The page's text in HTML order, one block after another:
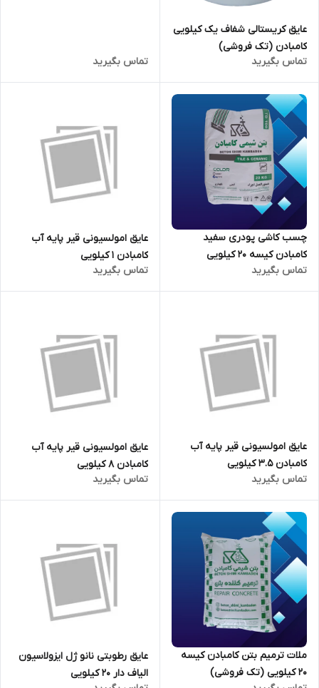
عایق کریستالی شفاف یک کیلویی
کامبادن (تک فروشی)
تماس بگیرید
تماس بگیرید
چسب کاشی پودری سفید
کامبادن کیسه 20 کیلویی
تماس بگیرید
عایق امولسیونی قیر پایه آب
کامبادن 1 کیلویی
تماس بگیرید
عایق امولسیونی قیر پایه آب
کامبادن 3.5 کیلویی
تماس بگیرید
عایق امولسیونی قیر پایه آب
کامبادن 8 کیلویی
تماس بگیرید
ملات ترمیم بتن کامبادن کیسه
20 کیلویی (تک فروشی)
عایق رطوبتی نانو ژل ایزولاسیون
الیاف دار 20 کیلویی